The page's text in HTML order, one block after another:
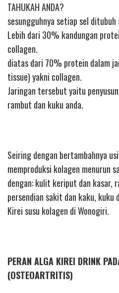
TAHUKAH ANDA?
sesungguhnya setiap sel
Lebih dari 30% kandungan
collagen.
diatas dari 70% protein dalam
tissue) yakni collagen.
Jaringan tersebut yaitu
rambut dan kuku anda.
Seiring dengan bertambahnya
memproduksi kolagen menurun
dengan: kulit keriput dan kasar,
persendian sakit dan kaku,
Kirei susu kolagen di Wonogiri.
PERAN ALGA KIREI DRINK
(OSTEOARTRITIS)